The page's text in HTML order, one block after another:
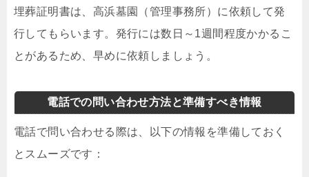
埋葬証明書は、高浜墓園（管理事務所）に依頼して発
行してもらいます。発行には数日～1週間程度かかるこ
とがあるため、早めに依頼しましょう。
電話での問い合わせ方法と準備すべき情報
電話で問い合わせる際は、以下の情報を準備しておく
とスムーズです：